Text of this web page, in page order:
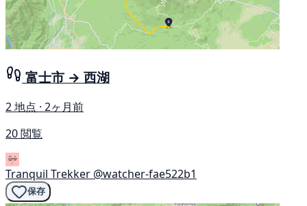
富士市 → 西湖
2 地点 · 2ヶ月前
20 閲覧
Tranquil Trekker @watcher-fae522b1
保存